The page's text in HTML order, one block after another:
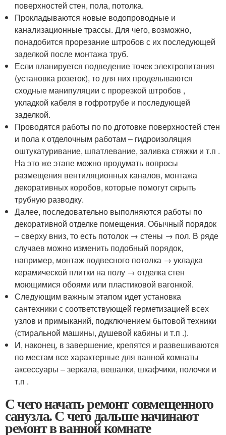
поверхностей стен, пола, потолка.
Прокладываются новые водопроводные и
канализационные трассы. Для чего, возможно,
понадобится прорезание штробов с их последующей
заделкой после монтажа труб.
Если планируется подведение точек электропитания
(установка розеток), то для них проделываются
сходные манипуляции с прорезкой штробов ,
укладкой кабеля в гофротрубе и последующей
заделкой.
Проводятся работы по по дготовке поверхностей стен
и пола к отделочным работам – гидроизоляция
оштукатуривание, шпатлевание, заливка стяжки и т.п .
На это же этапе можно продумать вопросы
размещения вентиляционных каналов, монтажа
декоративных коробов, которые помогут скрыть
трубную разводку.
Далее, последовательно выполняются работы по
декоративной отделке помещения. Обычный порядок
– сверху вниз, то есть потолок → стены → пол. В ряде
случаев можно изменить подобный порядок,
например, монтаж подвесного потолка → укладка
керамической плитки на полу → отделка стен
моющимися обоями или пластиковой вагонкой.
Следующим важным этапом идет установка
сантехники с соответствующей герметизацией всех
узлов и примыканий, подключением бытовой техники
(стиральной машины, душевой кабины и т.п .).
И, наконец, в завершение, крепятся и развешиваются
по местам все характерные для ванной комнаты
аксессуары – зеркала, вешалки, шкафчики, полочки и
т.п .
С чего начать ремонт совмещенного
санузла. С чего дальше начинают
ремонт в ванной комнате